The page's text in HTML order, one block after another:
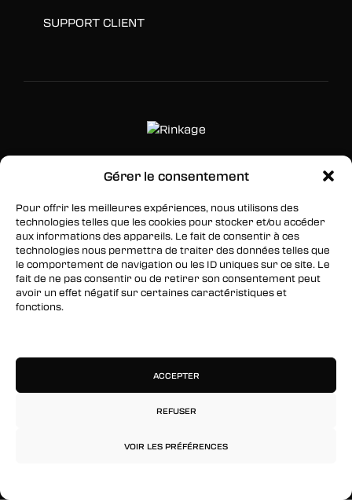
Gérer le consentement
Pour offrir les meilleures expériences, nous utilisons des
technologies telles que les cookies pour stocker et/ou accéder
aux informations des appareils. Le fait de consentir à ces
technologies nous permettra de traiter des données telles que
le comportement de navigation ou les ID uniques sur ce site. Le
fait de ne pas consentir ou de retirer son consentement peut
avoir un effet négatif sur certaines caractéristiques et
fonctions.
ACCEPTER
REFUSER
VOIR LES PRÉFÉRENCES
SUPPORT CLIENT
SUIVEZ-NOUS
Facebook
Twitter
Instagram
arrivages, des ventes, du contenu exclusif, des
événements et plus encore !